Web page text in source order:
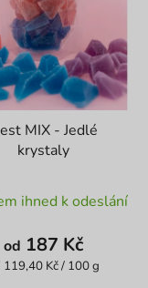
MIX - Jedlé
krystaly
hodnocení
produktu
je
ihned k odeslání
od 187 Kč
119,40 Kč / 100 g